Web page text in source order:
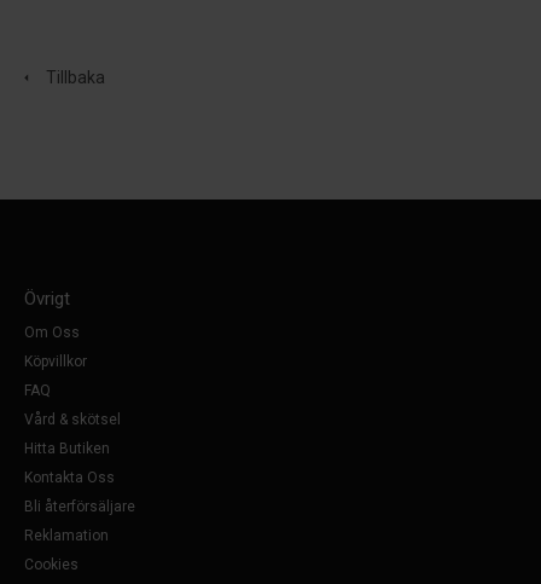
Tillbaka
Övrigt
Om Oss
Köpvillkor
FAQ
Vård & skötsel
Hitta Butiken
Kontakta Oss
Bli återförsäljare
Reklamation
Cookies